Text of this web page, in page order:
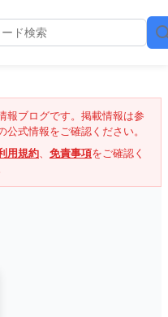
報ブログです。掲載情報は参
式情報をご確認ください。
用規約、 免責事項をご確認く